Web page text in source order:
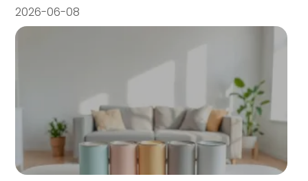
2026-06-08